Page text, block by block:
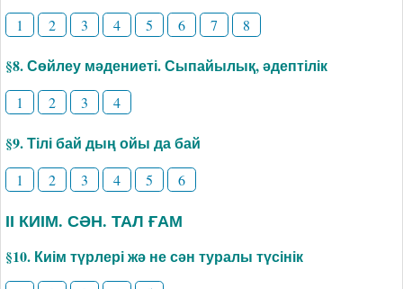
1 2 3 4 5 6 7 8
§8. Сөйлеу мәдениеті. Сыпайылық, әдептілік
1 2 3 4
§9. Тілі бай дың ойы да бай
1 2 3 4 5 6
ІІ КИІМ. СӘН. ТАЛ ҒАМ
§10. Киім түрлері жә не сән туралы түсінік